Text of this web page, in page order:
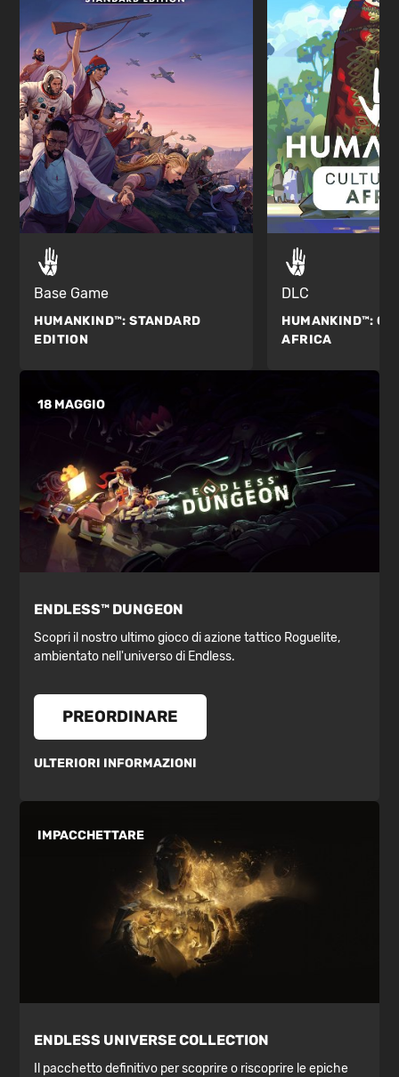
Base Game
HUMANKIND™:STANDARD
EDITION
DLC
HUMANKIND™:
AFRICA
18 MAGGIO
ENDLESS™ DUNGEON
Scopri il nostro ultimo gioco di azione tattico Roguelite,
ambientato nell'universo di Endless.
PREORDINARE
ULTERIORI INFORMAZIONI
IMPACCHETTARE
ENDLESS UNIVERSE COLLECTION
Il pacchetto definitivo per scoprire o riscoprire le epiche